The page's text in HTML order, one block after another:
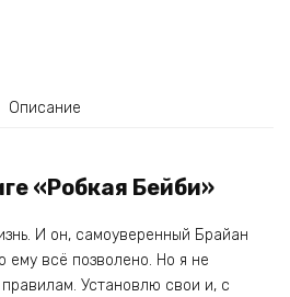
Описание
«Робкая Бейби»
И он, самоуверенный Брайан
ему всё позволено. Но я не
Установлю свои и, с